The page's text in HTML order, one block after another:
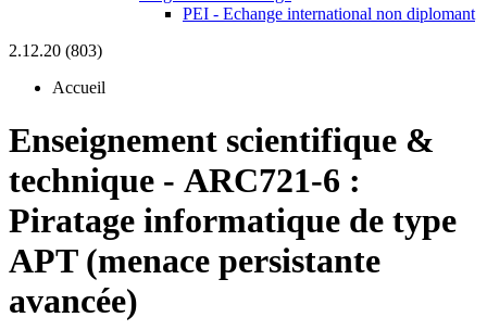
PEI - Echange international non diplomant
2.12.20 (803)
Accueil
Enseignement scientifique &
technique - ARC721-6 :
Piratage informatique de type
APT (menace persistante
avancée)